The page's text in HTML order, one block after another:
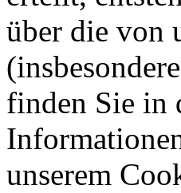
über die von
finden Sie in
unserem